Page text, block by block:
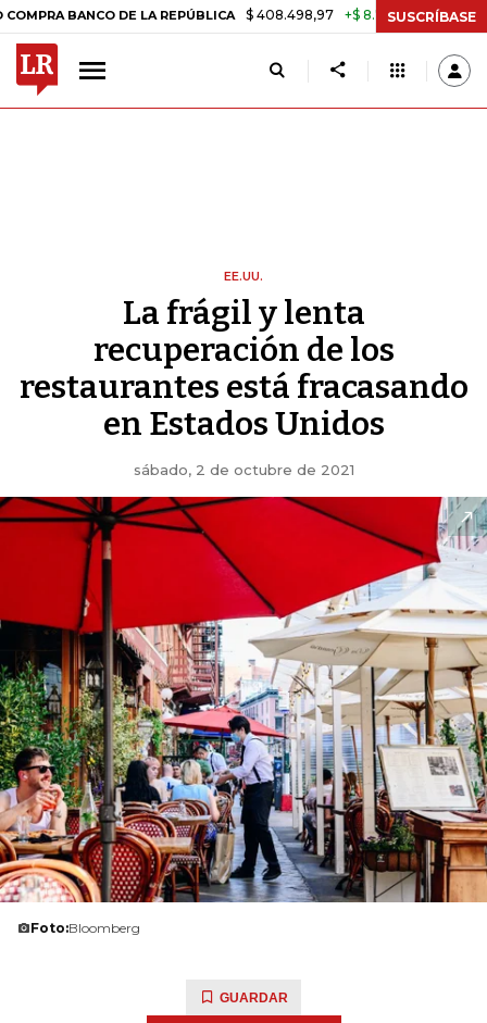
DE LA REPÚBLICA $ 408.498,97 +$ 8.753,81 +2,19% TASA
SUSCRÍBASE
EE.UU.
La frágil y lenta
recuperación de los
restaurantes está fracasando
en Estados Unidos
sábado, 2 de octubre de 2021
Foto:Bloomberg
GUARDAR